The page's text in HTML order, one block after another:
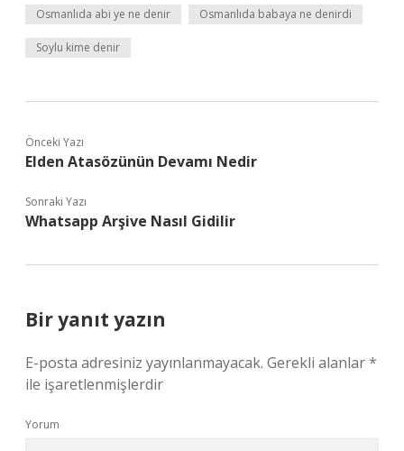
Osmanlıda abi ye ne denir Osmanlıda babaya ne denirdi
Soylu kime denir
Önceki Yazı
Elden Atasözünün Devamı Nedir
Sonraki Yazı
Whatsapp Arşive Nasıl Gidilir
Bir yanıt yazın
E-posta adresiniz yayınlanmayacak. Gerekli alanlar*
ile işaretlenmişlerdir
Yorum